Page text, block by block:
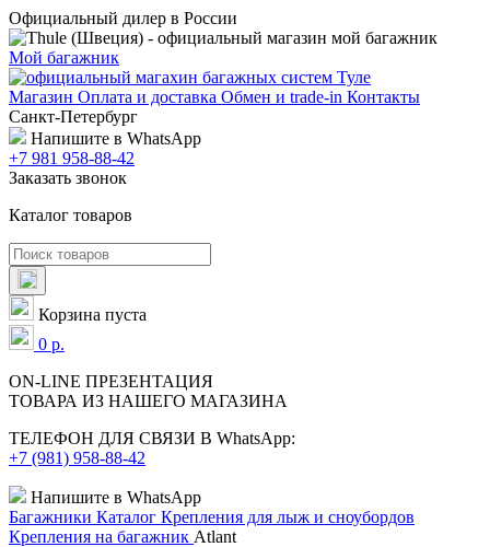
Официальный дилер в России
Мой багажник
Магазин Оплата и доставка Обмен и trade-in Контакты
Санкт-Петербург
Напишите в WhatsApp
+7 981 958-88-42
Заказать звонок
Каталог товаров
Корзина пуста
0 р.
ON-LINE ПРЕЗЕНТАЦИЯ
ТОВАРА ИЗ НАШЕГО МАГАЗИНА
ТЕЛЕФОН ДЛЯ СВЯЗИ В WhatsApp:
+7 (981) 958-88-42
Напишите в WhatsApp
Багажники Каталог Крепления для лыж и сноубордов
Крепления на багажник Atlant